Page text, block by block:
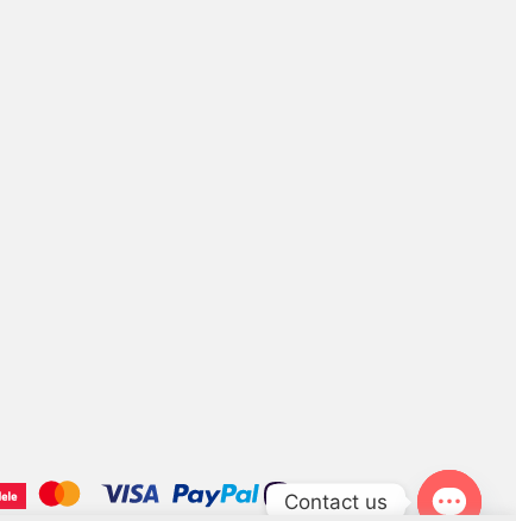
Contact us